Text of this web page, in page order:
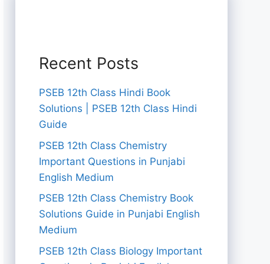
Recent Posts
PSEB 12th Class Hindi Book
Solutions | PSEB 12th Class Hindi
Guide
PSEB 12th Class Chemistry
Important Questions in Punjabi
English Medium
PSEB 12th Class Chemistry Book
Solutions Guide in Punjabi English
Medium
PSEB 12th Class Biology Important